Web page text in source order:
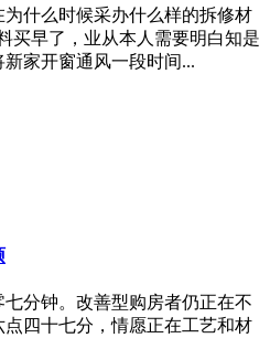
什么时候采办什么样的拆修材
买早了，业从本人需要明白知是
家开窗通风一段时间...
分钟。改善型购房者仍正在不
四十七分，情愿正在工艺和材